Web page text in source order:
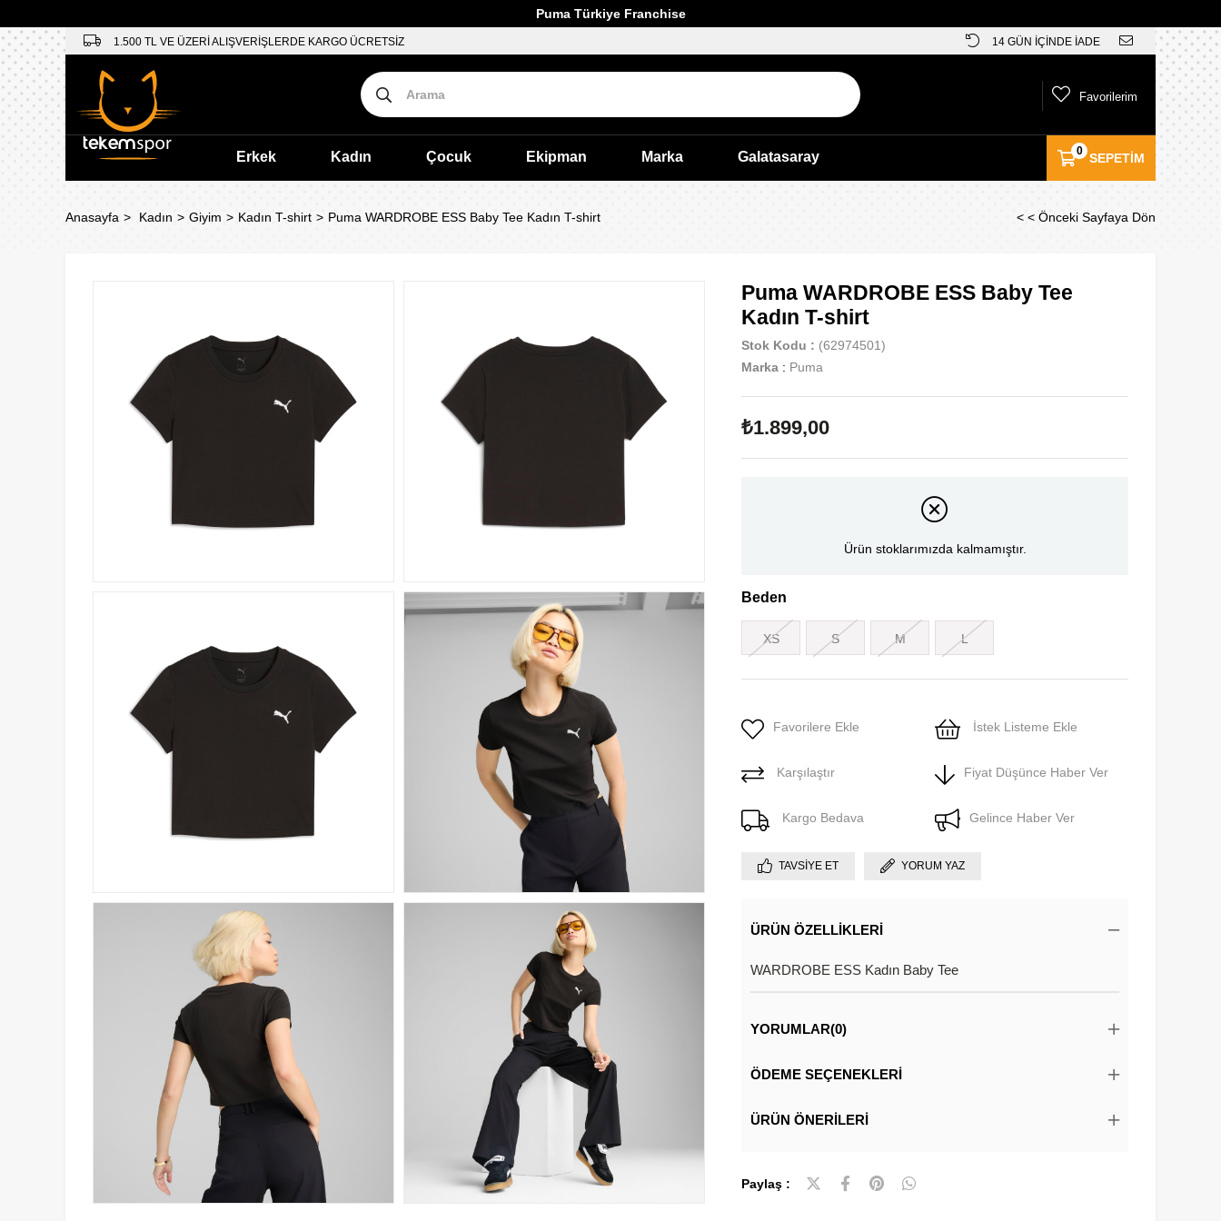
Puma Türkiye Franchise
1.500 TL VE ÜZERİ ALIŞVERİŞLERDE KARGO ÜCRETSİZ 14 GÜN İÇİNDE İADE
SEPETIM
0
Favorilerim
Erkek Kadın Çocuk Ekipman Marka Galatasaray
Anasayfa Kadın Giyim Kadın T-shirt Puma WARDROBE ESS Baby Tee Kadın T-shirt < < Önceki Sayfaya Dön
Puma WARDROBE ESS Baby Tee
Kadın T-shirt
Stok Kodu
(62974501)
Marka : Puma
₺1.899,00
Ürün stoklarımızda kalmamıştır.
Beden
XS S M L
Favorilere Ekle İstek Listeme Ekle
Karşılaştır Fiyat Düşünce Haber Ver
Kargo Bedava Gelince Haber Ver
TAVSIYE ET YORUM YAZ
ÜRÜN ÖZELLIKLERI
WARDROBE ESS Kadın Baby Tee
YORUMLAR(0)
ÖDEME SEÇENEKLERI
ÜRÜN ÖNERILERI
Paylaş :